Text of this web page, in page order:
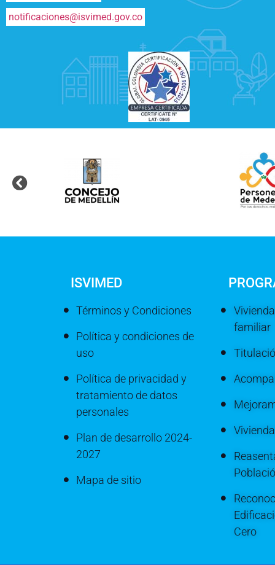
notificaciones@isvimed.gov.co
ISVIMED
Términos y Condiciones
Política y condiciones de
uso
Política de privacidad y
tratamiento de datos
personales
Plan de desarrollo 2024-
2027
Mapa de sitio
familiar
Cero